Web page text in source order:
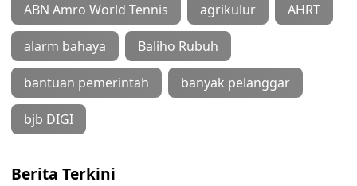
ABN Amro World Tennis agrikulur AHRT
alarm bahaya Baliho Rubuh
bantuan pemerintah banyak pelanggar
bjb DIGI
Berita Terkini